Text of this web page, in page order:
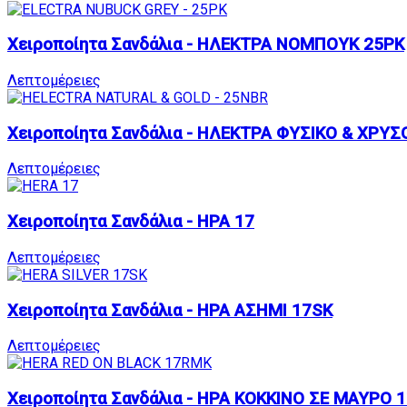
Χειροποίητα Σανδάλια - ΗΛΕΚΤΡΑ ΝΟΜΠΟΥΚ 25PK
Λεπτομέρειες
Χειροποίητα Σανδάλια - ΗΛΕΚΤΡΑ ΦΥΣΙΚΟ &
Λεπτομέρειες
Χειροποίητα Σανδάλια - ΗΡΑ 17
Λεπτομέρειες
Χειροποίητα Σανδάλια - ΗΡΑ ΑΣΗΜΙ 17SK
Λεπτομέρειες
Χειροποίητα Σανδάλια - ΗΡΑ ΚΟΚΚΙΝΟ ΣΕ ΜΑΥΡΟ